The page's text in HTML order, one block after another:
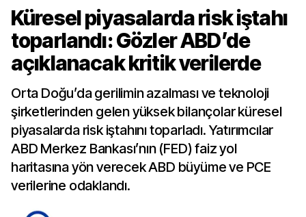
Küresel piyasalarda risk iştahı
toparlandı: Gözler ABD’de
açıklanacak kritik verilerde
Orta Doğu’da gerilimin azalması ve teknoloji
şirketlerinden gelen yüksek bilançolar küresel
piyasalarda risk iştahını toparladı. Yatırımcılar
ABD Merkez Bankası’nın (FED) faiz yol
haritasına yön verecek ABD büyüme ve PCE
verilerine odaklandı.